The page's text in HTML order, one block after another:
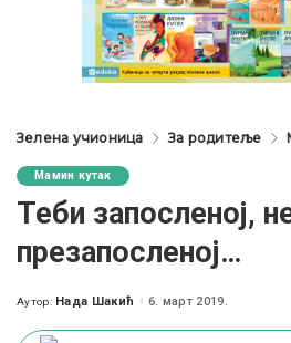
Зелена учионица За родитеље
Мамин кутак
Теби запосленој,
презапосленој…
Posted
Аутор: Нада Шакић 6. март 2019.